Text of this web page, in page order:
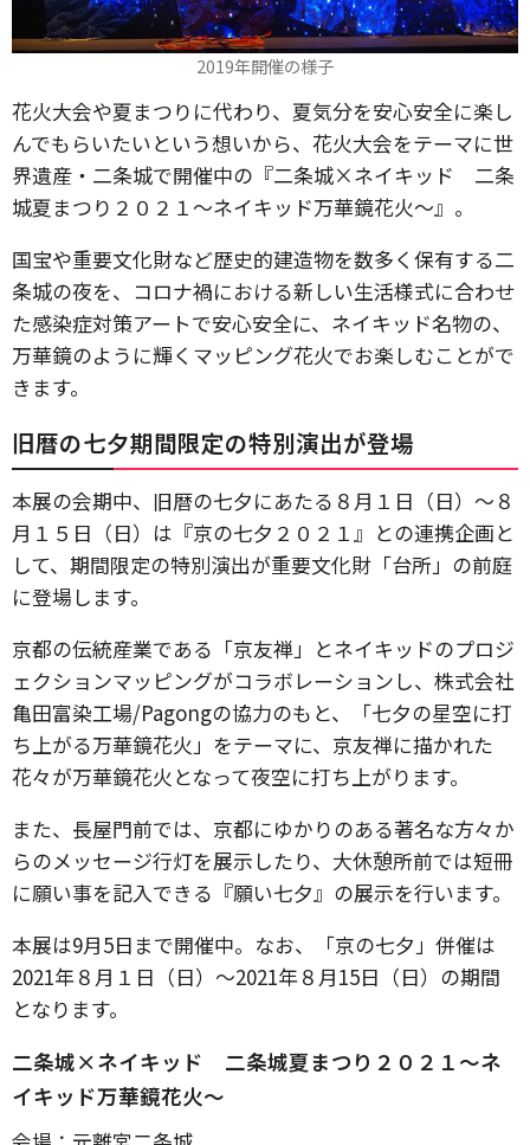
2019年開催の様子
花火大会や夏まつりに代わり、夏気分を安心安全に楽し
んでもらいたいという想いから、花火大会をテーマに世
界遺産・二条城で開催中の『二条城×ネイキッド 二条
城夏まつり２０２１〜ネイキッド万華鏡花火〜』。
国宝や重要文化財など歴史的建造物を数多く保有する二
条城の夜を、コロナ禍における新しい生活様式に合わせ
た感染症対策アートで安心安全に、ネイキッド名物の、
万華鏡のように輝くマッピング花火でお楽しむことがで
きます。
旧暦の七夕期間限定の特別演出が登場
本展の会期中、旧暦の七夕にあたる８月１日（日）〜８
月１５日（日）は『京の七夕２０２１』との連携企画と
して、期間限定の特別演出が重要文化財「台所」の前庭
に登場します。
京都の伝統産業である「京友禅」とネイキッドのプロジ
ェクションマッピングがコラボレーションし、株式会社
亀田富染工場/Pagongの協力のもと、「七夕の星空に打
ち上がる万華鏡花火」をテーマに、京友禅に描かれた
花々が万華鏡花火となって夜空に打ち上がります。
また、長屋門前では、京都にゆかりのある著名な方々か
らのメッセージ行灯を展示したり、大休憩所前では短冊
に願い事を記入できる『願い七夕』の展示を行います。
本展は9月5日まで開催中。なお、「京の七夕」併催は
2021年８月１日（日）〜2021年８月15日（日）の期間
となります。
二条城×ネイキッド 二条城夏まつり２０２１〜ネ
イキッド万華鏡花火〜